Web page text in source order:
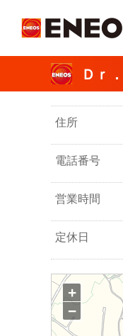
Ｄｒ
住所
電話番号
営業時間
定休日
+
−